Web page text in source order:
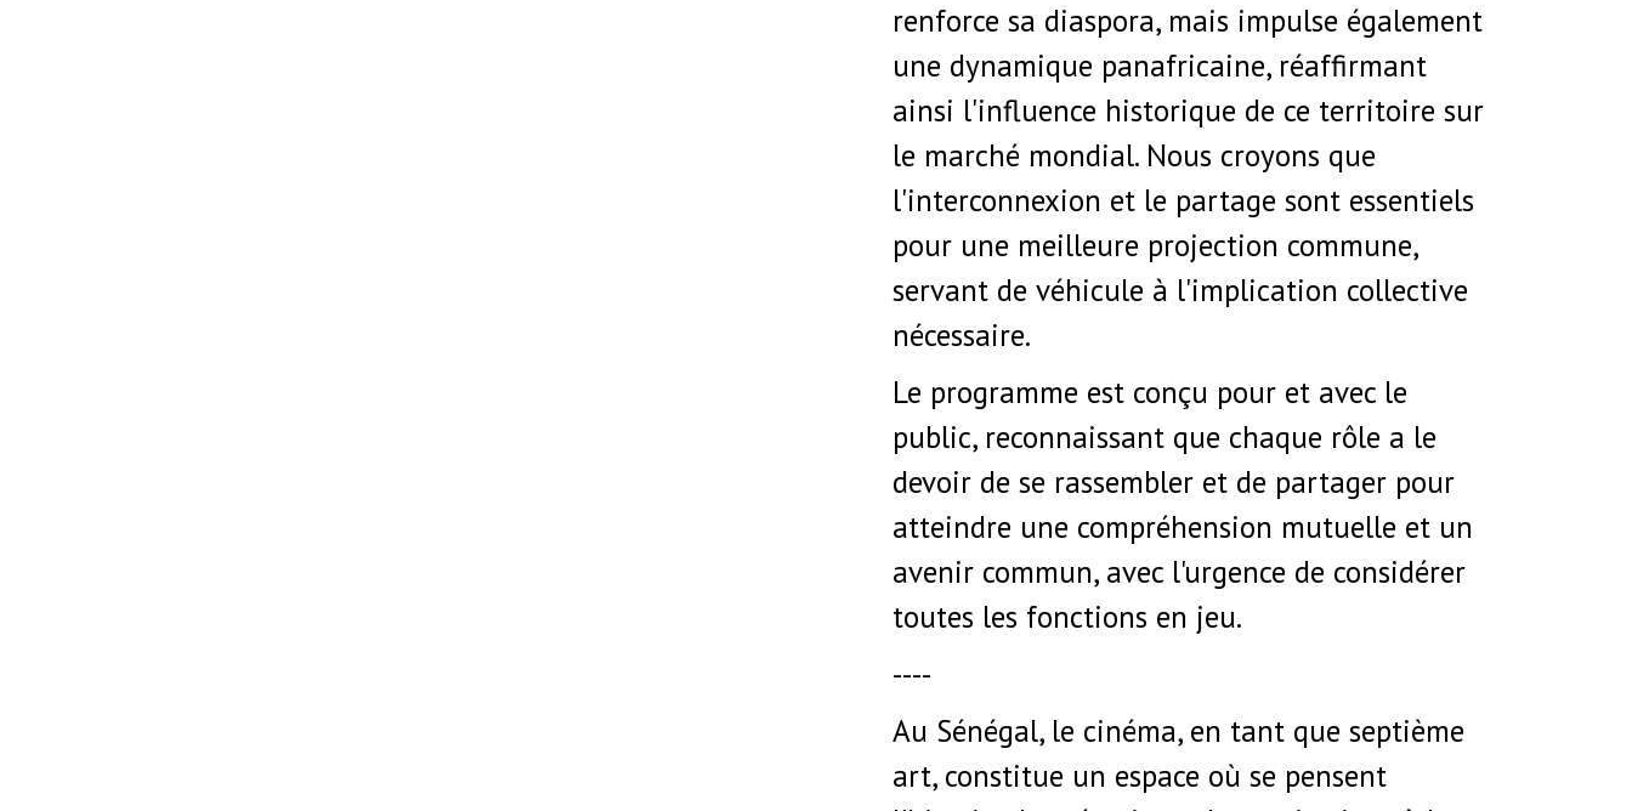
renforce sa diaspora, mais impulse également
une dynamique panafricaine, réaffirmant
ainsi l'influence historique de ce territoire sur
le marché mondial. Nous croyons que
l'interconnexion et le partage sont essentiels
pour une meilleure projection commune,
servant de véhicule à l'implication collective
nécessaire.
Le programme est conçu pour et avec le
public, reconnaissant que chaque rôle a le
devoir de se rassembler et de partager pour
atteindre une compréhension mutuelle et un
avenir commun, avec l'urgence de considérer
toutes les fonctions en jeu.
----
Au Sénégal, le cinéma, en tant que septième
art, constitue un espace où se pensent